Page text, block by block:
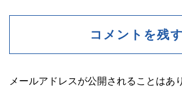
コメントを残す
メールアドレスが公開されることはあ